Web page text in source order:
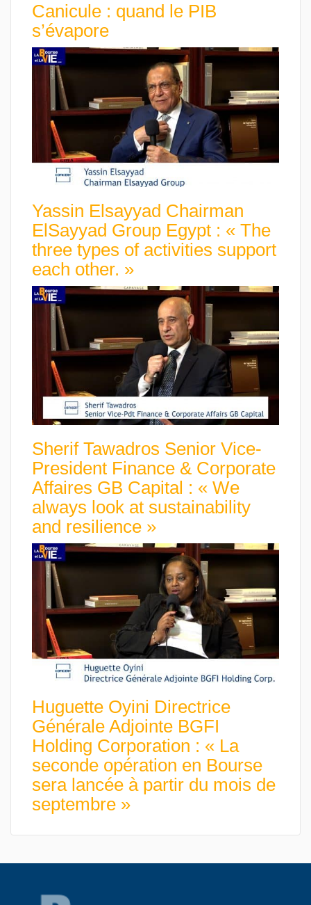
Canicule : quand le PIB
s’évapore
Yassin Elsayyad Chairman
ElSayyad Group Egypt : « The
three types of activities support
each other. »
Sherif Tawadros Senior Vice-
President Finance & Corporate
Affaires GB Capital : « We
always look at sustainability
and resilience »
Huguette Oyini Directrice
Générale Adjointe BGFI
Holding Corporation : « La
seconde opération en Bourse
sera lancée à partir du mois de
septembre »